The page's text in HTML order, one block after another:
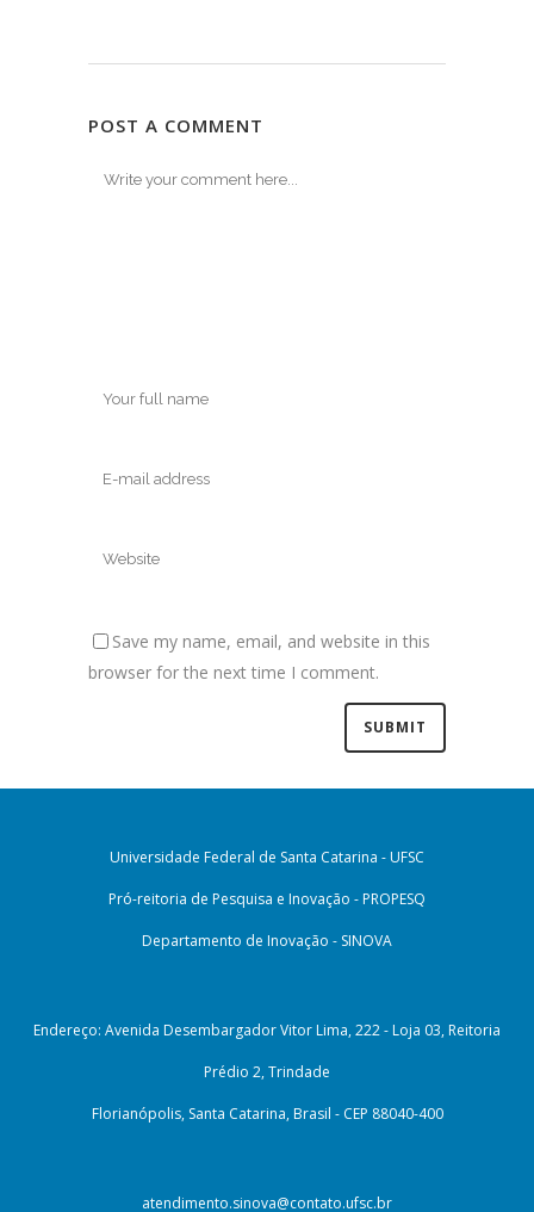
POST A COMMENT
Save my name, email, and website in this
browser for the next time I comment.
Universidade Federal de Santa Catarina - UFSC
Pró-reitoria de Pesquisa e Inovação - PROPESQ
Departamento de Inovação - SINOVA
Endereço: Avenida Desembargador Vitor Lima, 222 - Loja 03, Reitoria
Prédio 2, Trindade
Florianópolis, Santa Catarina, Brasil - CEP 88040-400
atendimento.sinova@contato.ufsc.br